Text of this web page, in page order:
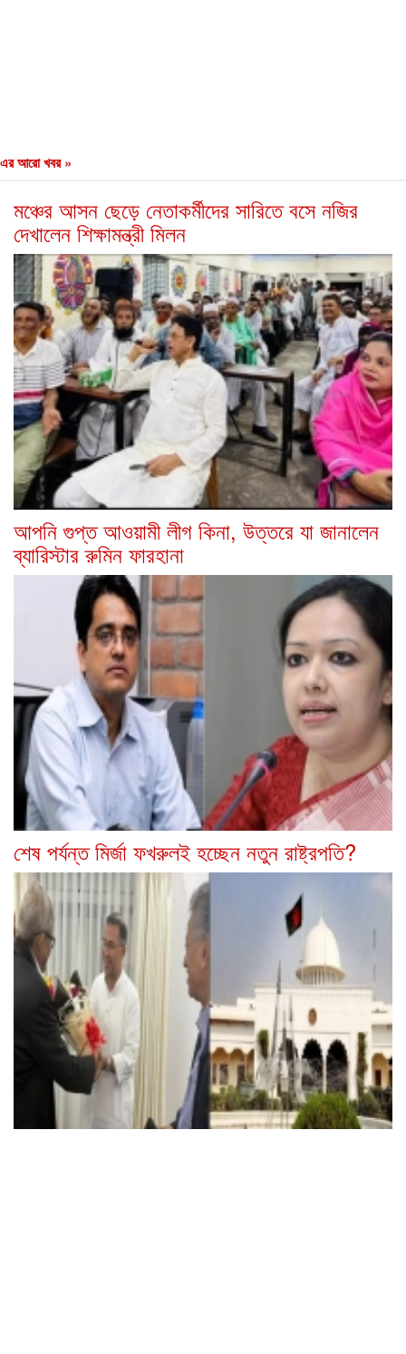
এর আরো খবর »
মঞ্চের আসন ছেড়ে নেতাকর্মীদের সারিতে বসে নজির
দেখালেন শিক্ষামন্ত্রী মিলন
আপনি গুপ্ত আওয়ামী লীগ কিনা, উত্তরে যা জানালেন
ব্যারিস্টার রুমিন ফারহানা
শেষ পর্যন্ত মির্জা ফখরুলই হচ্ছেন নতুন রাষ্ট্রপতি?